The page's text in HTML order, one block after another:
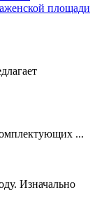
площади
...
Изначально